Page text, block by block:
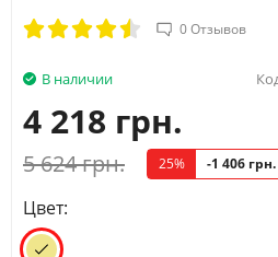
0 Отзывов
В наличии
4 218 грн.
5 624 грн. 25% -1 406 грн.
Цвет: